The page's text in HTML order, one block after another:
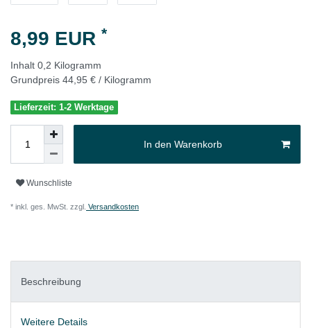
8,99 EUR *
Inhalt 0,2 Kilogramm
Grundpreis 44,95 € / Kilogramm
Lieferzeit: 1-2 Werktage
In den Warenkorb
Wunschliste
* inkl. ges. MwSt. zzgl. Versandkosten
Beschreibung
Weitere Details